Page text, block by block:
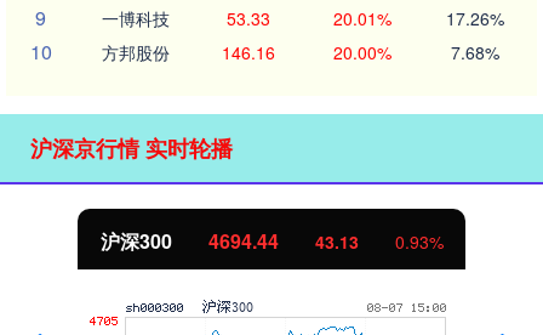
9 一博科技 53.33 20.01% 17.26%
10 方邦股份 146.16 20.00% 7.68%
沪深京行情 实时轮播
沪深300 4694.44 43.13 0.93%